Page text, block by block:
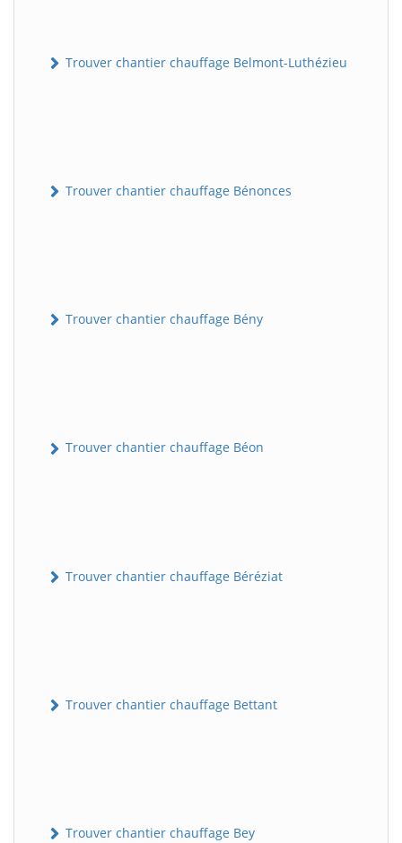
Trouver chantier chauffage Belmont-Luthézieu
Trouver chantier chauffage Bénonces
Trouver chantier chauffage Bény
Trouver chantier chauffage Béon
Trouver chantier chauffage Béréziat
Trouver chantier chauffage Bettant
Trouver chantier chauffage Bey